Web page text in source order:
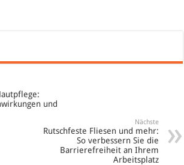
und
Nächste
Rutschfeste Fliesen und mehr:
So verbessern Sie die
Barrierefreiheit an Ihrem
Arbeitsplatz